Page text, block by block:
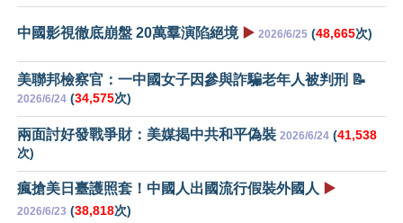
中國影視徹底崩盤 20萬羣演陷絕境 ▶️ 2026/6/25 (48,665次)
美聯邦檢察官：一中國女子因參與詐騙老年人被判刑 📝
2026/6/24 (34,575次)
兩面討好發戰爭財：美媒揭中共和平偽裝 2026/6/24 (41,538
次)
瘋搶美日臺護照套！中國人出國流行假裝外國人 ▶️
2026/6/23 (38,818次)